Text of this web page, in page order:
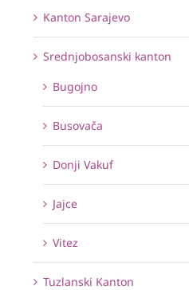
Kanton Sarajevo
Srednjobosanski kanton
Bugojno
Busovača
Donji Vakuf
Jajce
Vitez
Tuzlanski Kanton